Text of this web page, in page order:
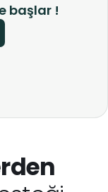
başlar !